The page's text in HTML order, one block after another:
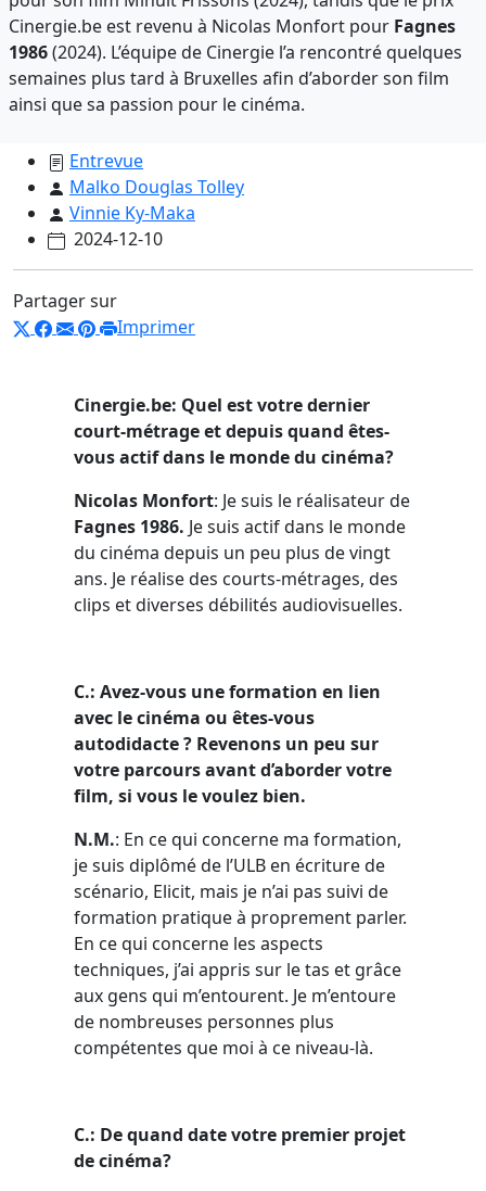
Cinergie.be est revenu à Nicolas Monfort pour Fagnes
1986(2024). L’équipe de Cinergie l’a rencontré quelques
semaines plus tard à Bruxelles afin d’aborder son film
ainsi que sa passion pour le cinéma.
Entrevue
Malko Douglas Tolley
Vinnie Ky-Maka
2024-12-10
Partager sur
Imprimer
Cinergie.be: Quel est votre dernier
court-métrage et depuis quand êtes-
vous actif dans le monde du cinéma?
Nicolas Monfort: Je suis le réalisateur de
Fagnes 1986. Je suis actif dans le monde
du cinéma depuis un peu plus de vingt
ans. Je réalise des courts-métrages, des
clips et diverses débilités audiovisuelles.
C.: Avez-vous une formation en lien
avec le cinéma ou êtes-vous
autodidacte ? Revenons un peu sur
votre parcours avant d’aborder votre
film, si vous le voulez bien.
N.M.: En ce qui concerne ma formation,
je suis diplômé de l’ULB en écriture de
scénario, Elicit, mais je n’ai pas suivi de
formation pratique à proprement parler.
En ce qui concerne les aspects
techniques, j’ai appris sur le tas et grâce
aux gens qui m’entourent. Je m’entoure
de nombreuses personnes plus
compétentes que moi à ce niveau-là.
C.: De quand date votre premier projet
de cinéma?